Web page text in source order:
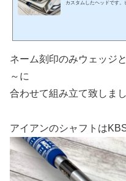
カスタムしたヘッドです。
でOKしていただきました
ネーム刻印のみウェッジ
～に
合わせて組み立て致しまし
アイアンのシャフトは